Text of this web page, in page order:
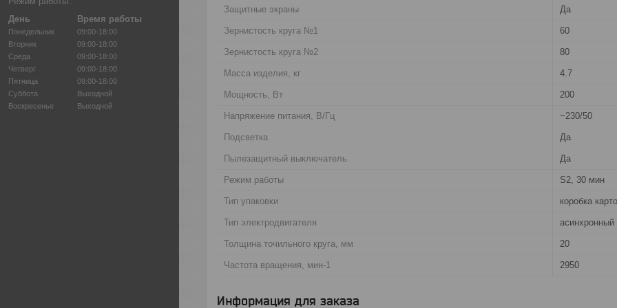
День
Время работы
Понедельник
09:00-18:00
Вторник
09:00-18:00
Среда
09:00-18:00
Четверг
09:00-18:00
Пятница
09:00-18:00
Суббота
Выходной
Воскресенье
Выходной
Защитные экраны Да
Зернистость круга №1 60
Зернистость круга №2 80
Масса изделия, кг 4.7
Мощность, Вт 200
Напряжение питания, В/Гц ~230/50
Подсветка Да
Пылезащитный выключатель Да
Режим работы S2, 30 мин
Тип упаковки коробка
Тип электродвигателя асинхронный
Толщина точильного круга, мм 20
Частота вращения, мин-1 2950
Информация для заказа